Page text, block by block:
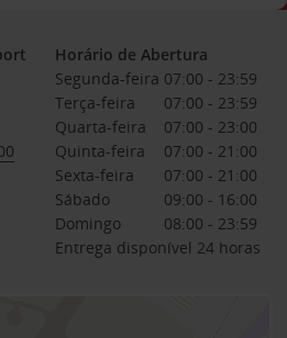
Horário de Abertura
Segunda-feira 07:00 - 23:59
Terça-feira
07:00 - 23:59
Quarta-feira
07:00 - 23:00
Quinta-feira
07:00 - 21:00
Sexta-feira
07:00 - 21:00
Sábado
09:00 - 16:00
Domingo
08:00 - 23:59
Entrega disponível 24 horas